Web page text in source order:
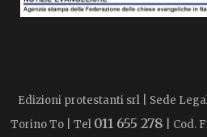
Edizioni protestanti srl | Sede
Torino To | Tel 011 655 278 | Cod.